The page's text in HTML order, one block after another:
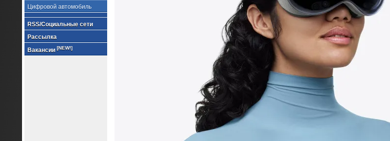
Цифровой автомобиль
RSS/Социальные сети
Рассылка
Вакансии [NEW!]